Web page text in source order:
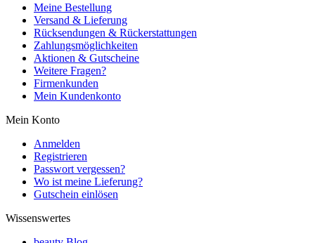
Meine Bestellung
Versand & Lieferung
Rücksendungen & Rückerstattungen
Zahlungsmöglichkeiten
Aktionen & Gutscheine
Weitere Fragen?
Firmenkunden
Mein Kundenkonto
Mein Konto
Anmelden
Registrieren
Passwort vergessen?
Wo ist meine Lieferung?
Gutschein einlösen
Wissenswertes